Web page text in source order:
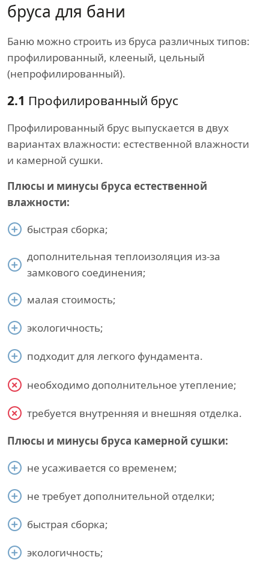
бруса для бани
Баню можно строить из бруса различных типов:
профилированный, клееный, цельный
(непрофилированный).
2.1 Профилированный брус
Профилированный брус выпускается в двух
вариантах влажности: естественной влажности
и камерной сушки.
Плюсы и минусы бруса естественной
влажности:
быстрая сборка;
дополнительная теплоизоляция из-за
замкового соединения;
малая стоимость;
экологичность;
подходит для легкого фундамента.
необходимо дополнительное утепление;
требуется внутренняя и внешняя отделка.
Плюсы и минусы бруса камерной сушки:
не усаживается со временем;
не требует дополнительной отделки;
быстрая сборка;
экологичность;